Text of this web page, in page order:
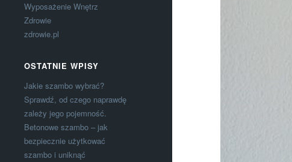
Wyposażenie Wnętrz
Zdrowie
zdrowie.pl
OSTATNIE WPISY
Jakie szambo wybrać?
Sprawdź, od czego naprawdę
zależy jego pojemność.
Betonowe szambo – jak
bezpiecznie użytkować
szambo i uniknąć